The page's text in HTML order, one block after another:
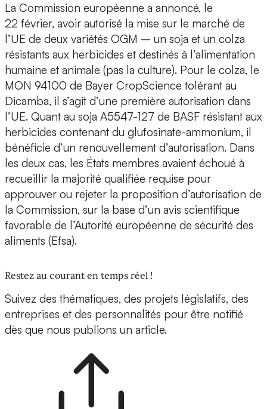
La Commission européenne a annoncé, le
22 février, avoir autorisé la mise sur le marché de
l’UE de deux variétés OGM – un soja et un colza
résistants aux herbicides et destinés à l’alimentation
humaine et animale (pas la culture). Pour le colza, le
MON 94100 de Bayer CropScience tolérant au
Dicamba, il s’agit d’une première autorisation dans
l’UE. Quant au soja A5547-127 de BASF résistant aux
herbicides contenant du glufosinate-ammonium, il
bénéficie d’un renouvellement d’autorisation. Dans
les deux cas, les États membres avaient échoué à
recueillir la majorité qualifiée requise pour
approuver ou rejeter la proposition d’autorisation de
la Commission, sur la base d’un avis scientifique
favorable de l’Autorité européenne de sécurité des
aliments (Efsa).
Restez au courant en temps réel !
Suivez des thématiques, des projets législatifs, des
entreprises et des personnalités pour être notifié
dès que nous publions un article.